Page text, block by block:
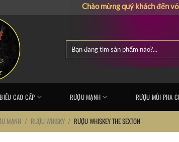
Chào mừng quý khách đến với
kiếm:
CAO CẤP RƯỢU MẠNH RƯỢU MÙI PHA
MẠNH / RƯỢU WHISKY / RƯỢU WHISKEY THE SEXTON